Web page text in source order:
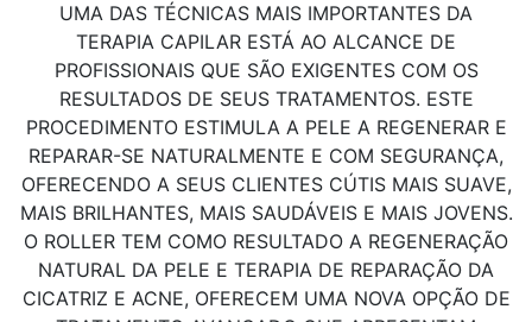
UMA DAS TÉCNICAS MAIS IMPORTANTES DA
TERAPIA CAPILAR ESTÁ AO ALCANCE DE
PROFISSIONAIS QUE SÃO EXIGENTES COM OS
RESULTADOS DE SEUS TRATAMENTOS. ESTE
PROCEDIMENTO ESTIMULA A PELE A REGENERAR E
REPARAR-SE NATURALMENTE E COM SEGURANÇA,
OFERECENDO A SEUS CLIENTES CÚTIS MAIS SUAVE,
MAIS BRILHANTES, MAIS SAUDÁVEIS E MAIS JOVENS.
O ROLLER TEM COMO RESULTADO A REGENERAÇÃO
NATURAL DA PELE E TERAPIA DE REPARAÇÃO DA
CICATRIZ E ACNE, OFERECEM UMA NOVA OPÇÃO DE